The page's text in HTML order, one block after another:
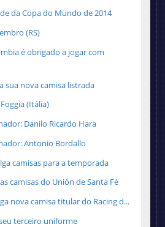
da Copa do Mundo de 2014
(RS)
é obrigado a jogar com
sua nova camisa listrada
(Itália)
Danilo Ricardo Hara
Antonio Bordallo
camisas para a temporada
camisas do Unión de Santa Fé
nova camisa titular do Racing d...
terceiro uniforme